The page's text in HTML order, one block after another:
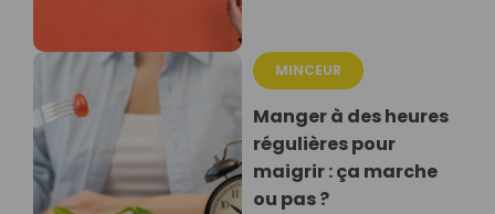
MINCEUR
Manger à des heures
régulières pour
maigrir : ça marche
ou pas ?